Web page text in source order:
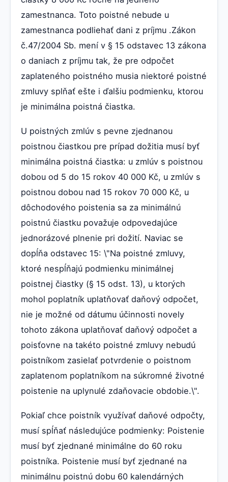
zamestnanca. Toto poistné nebude u
zamestnanca podliehať dani z príjmu .Zákon
č.47/2004 Sb. mení v § 15 odstavec 13 zákona
o daniach z príjmu tak, že pre odpočet
zaplateného poistného musia niektoré poistné
zmluvy splňať ešte i ďalšiu podmienku, ktorou
je minimálna poistná čiastka.
U poistných zmlúv s pevne zjednanou
poistnou čiastkou pre prípad dožitia musí byť
minimálna poistná čiastka: u zmlúv s poistnou
dobou od 5 do 15 rokov 40 000 Kč, u zmlúv s
poistnou dobou nad 15 rokov 70 000 Kč, u
dôchodového poistenia sa za minimálnú
poistnú čiastku považuje odpovedajúce
jednorázové plnenie pri dožití. Naviac se
dopĺňa odstavec 15: \"Na poistné zmluvy,
ktoré nespĺňajú podmienku minimálnej
poistnej čiastky (§ 15 odst. 13), u ktorých
mohol poplatník uplatňovať daňový odpočet,
nie je možné od dátumu účinnosti novely
tohoto zákona uplatňovať daňový odpočet a
poisťovne na takéto poistné zmluvy nebudú
poistníkom zasielať potvrdenie o poistnom
zaplatenom poplatníkom na súkromné životné
poistenie na uplynulé zdaňovacie obdobie.\".
Pokiaľ chce poistník využívať daňové odpočty,
musí spĺňať následujúce podmienky: Poistenie
musí byť zjednané minimálne do 60 roku
poistníka. Poistenie musí byť zjednané na
minimálnu poistnú dobu 60 kalendárných